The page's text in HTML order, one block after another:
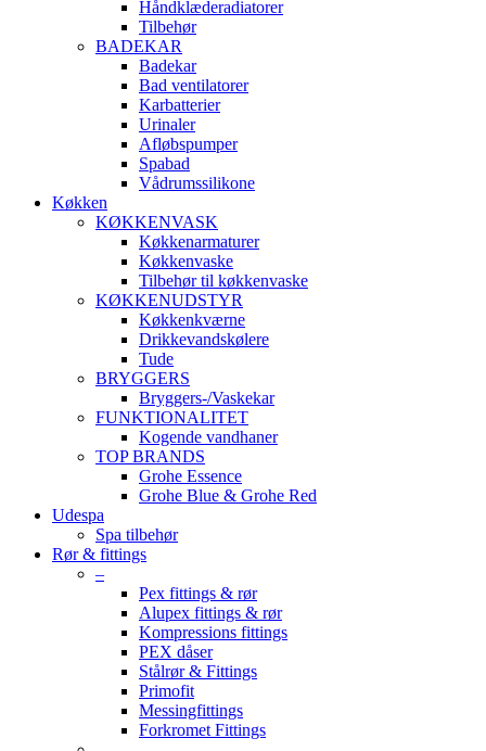
Håndklæderadiatorer
Tilbehør
BADEKAR
Badekar
Bad ventilatorer
Karbatterier
Urinaler
Afløbspumper
Spabad
Vådrumssilikone
Køkken
KØKKENVASK
Køkkenarmaturer
Køkkenvaske
Tilbehør til køkkenvaske
KØKKENUDSTYR
Køkkenkværne
Drikkevandskølere
Tude
BRYGGERS
Bryggers-/Vaskekar
FUNKTIONALITET
Kogende vandhaner
TOP BRANDS
Grohe Essence
Grohe Blue & Grohe Red
Udespa
Spa tilbehør
Rør & fittings
–
Pex fittings & rør
Alupex fittings & rør
Kompressions fittings
PEX dåser
Stålrør & Fittings
Primofit
Messingfittings
Forkromet Fittings